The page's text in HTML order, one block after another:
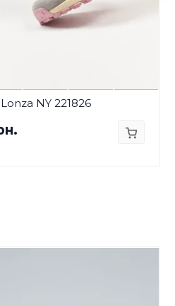
NY 221826